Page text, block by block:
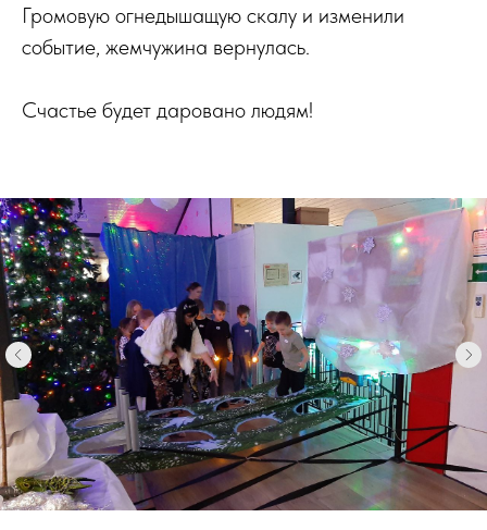
Громовую огнедышащую скалу и изменили
событие, жемчужина вернулась.
Счастье будет даровано людям!